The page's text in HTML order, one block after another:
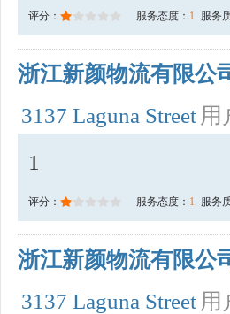
评分： 服务态度： 1 服务
浙江新颜物流有限公
3137 Laguna Street 用
1
评分： 服务态度： 1 服务
浙江新颜物流有限公
3137 Laguna Street 用